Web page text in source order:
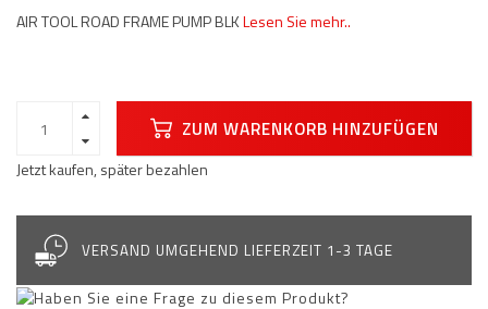
AIR TOOL ROAD FRAME PUMP BLKLesen Sie mehr..
ZUM WARENKORB HINZUFÜGEN
Jetzt kaufen, später bezahlen
VERSAND UMGEHEND LIEFERZEIT 1-3 TAGE